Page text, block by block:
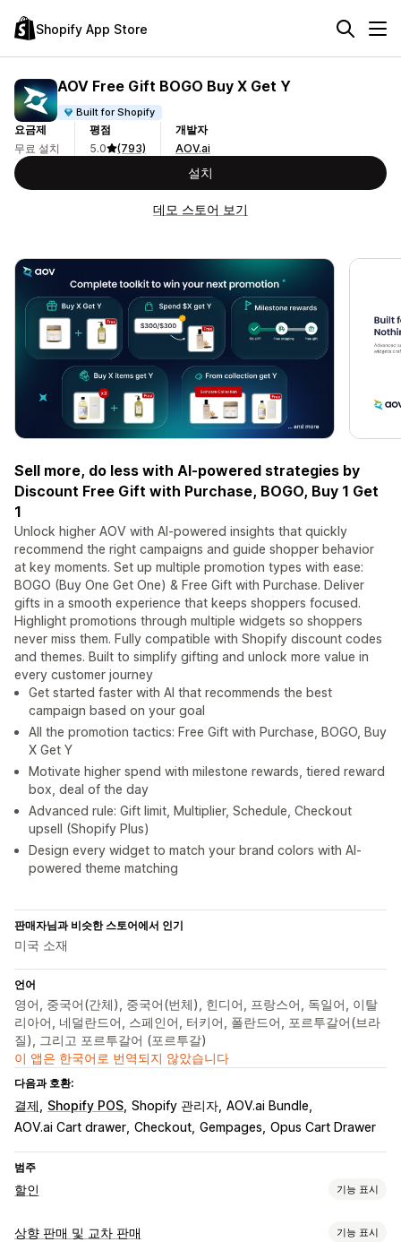
Shopify App Store
AOV Free Gift BOGO Buy X Get Y
Built for Shopify
요금제
무료 설치
평점
5.0
(793)
개발자
AOV.ai
설치
데모 스토어 보기
Sell more, do less with AI-powered strategies by
Discount Free Gift with Purchase, BOGO, Buy 1 Get
1
Unlock higher AOV with AI-powered insights that quickly
recommend the right campaigns and guide shopper behavior
at key moments. Set up multiple promotion types with ease:
BOGO (Buy One Get One) & Free Gift with Purchase. Deliver
gifts in a smooth experience that keeps shoppers focused.
Highlight promotions through multiple widgets so shoppers
never miss them. Fully compatible with Shopify discount codes
and themes. Built to simplify gifting and unlock more value in
every customer journey
Get started faster with AI that recommends the best
campaign based on your goal
All the promotion tactics: Free Gift with Purchase, BOGO, Buy
X Get Y
Motivate higher spend with milestone rewards, tiered reward
box, deal of the day
Advanced rule: Gift limit, Multiplier, Schedule, Checkout
upsell (Shopify Plus)
Design every widget to match your brand colors with AI-
powered theme matching
판매자님과 비슷한 스토어에서 인기
미국 소재
언어
영어, 중국어(간체), 중국어(번체), 힌디어, 프랑스어, 독일어, 이탈
리아어, 네덜란드어, 스페인어, 터키어, 폴란드어, 포르투갈어(브라
질), 그리고 포르투갈어 (포르투갈)
이 앱은 한국어로 번역되지 않았습니다
다음과 호환:
결제 Shopify POS Shopify 관리자 AOV.ai Bundle
AOV.ai Cart drawer Checkout Gempages Opus Cart Drawer
범주
할인 기능 표시
할인 유형
상향 판매 및 교차 판매 기능 표시